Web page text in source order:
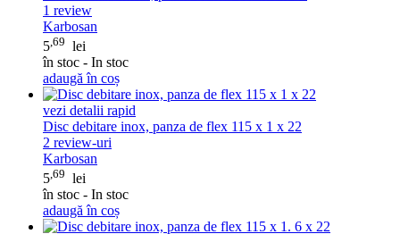
1 review
Karbosan
5 ,69 lei
în stoc - In stoc
adaugă în coș
vezi detalii rapid
Disc debitare inox, panza de flex 115 x 1 x 22
2 review-uri
Karbosan
5 ,69 lei
în stoc - In stoc
adaugă în coș